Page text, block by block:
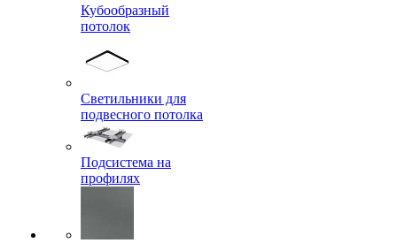
Кубообразный
потолок
Светильники для
подвесного потолка
Подсистема на
профилях